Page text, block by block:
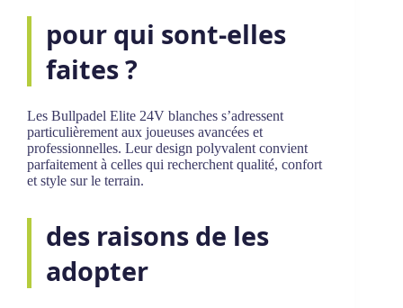
pour qui sont-elles
faites ?
Les Bullpadel Elite 24V blanches s’adressent
particulièrement aux joueuses avancées et
professionnelles. Leur design polyvalent convient
parfaitement à celles qui recherchent qualité, confort
et style sur le terrain.
des raisons de les
adopter